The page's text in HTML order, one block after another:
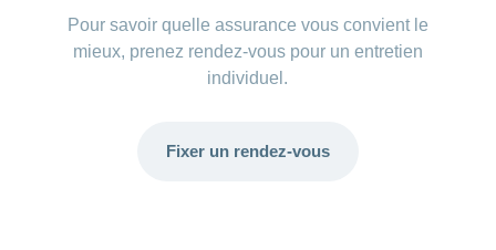
Pour savoir quelle assurance vous convient le
mieux, prenez rendez-vous pour un entretien
individuel.
Fixer un rendez-vous